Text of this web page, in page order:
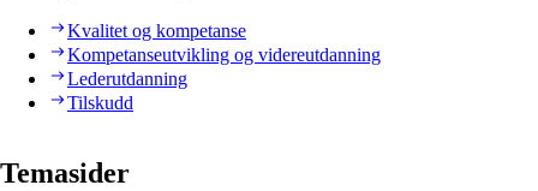
Kvalitet og kompetanse
Kompetanseutvikling og videreutdanning
Lederutdanning
Tilskudd
Temasider